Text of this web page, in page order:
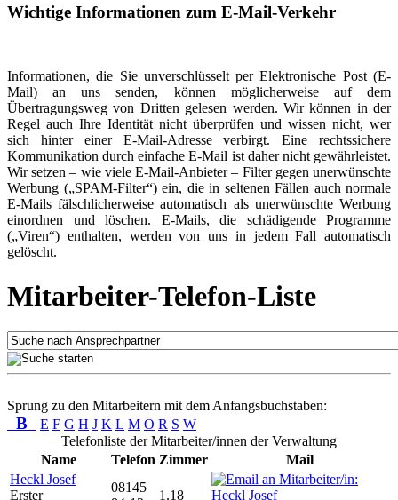
Wichtige Informationen zum E-Mail-Verkehr
Informationen, die Sie unverschlüsselt per Elektronische Post (E-
Mail) an uns senden, können möglicherweise auf dem
Übertragungsweg von Dritten gelesen werden. Wir können in der
Regel auch Ihre Identität nicht überprüfen und wissen nicht, wer
sich hinter einer E-Mail-Adresse verbirgt. Eine rechtssichere
Kommunikation durch einfache E-Mail ist daher nicht gewährleistet.
Wir setzen – wie viele E-Mail-Anbieter – Filter gegen unerwünschte
Werbung („SPAM-Filter“) ein, die in seltenen Fällen auch normale
E-Mails fälschlicherweise automatisch als unerwünschte Werbung
einordnen und löschen. E-Mails, die schädigende Programme
(„Viren“) enthalten, werden von uns in jedem Fall automatisch
gelöscht.
Mitarbeiter-Telefon-Liste
Sprung zu den Mitarbeitern mit dem Anfangsbuchstaben:
B E F G H J K L M O R S W
Telefonliste der Mitarbeiter/innen der Verwaltung
Name
Telefon Zimmer
Mail
Heckl Josef
Erster
08145
1.18